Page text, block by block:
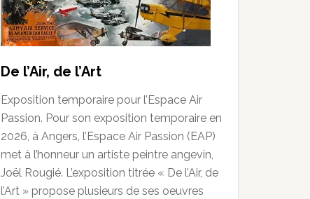
De l’Air, de l’Art
Exposition temporaire pour l’Espace Air
Passion. Pour son exposition temporaire en
2026, à Angers, l’Espace Air Passion (EAP)
met à l’honneur un artiste peintre angevin,
Joël Rougié. L’exposition titrée « De l’Air, de
l’Art » propose plusieurs de ses oeuvres